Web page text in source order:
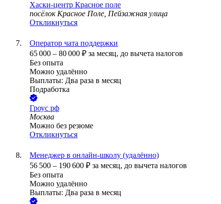
Хаски-центр Красное поле
посёлок Красное Поле, Пейзажная улица
Откликнуться
Оператор чата поддержки
65 000 – 80 000 ₽ за месяц, до вычета налогов
Без опыта
Можно удалённо
Выплаты: Два раза в месяц
Подработка
Гроус рф
Москва
Можно без резюме
Откликнуться
Менеджер в онлайн-школу (удалённо)
56 500 – 190 600 ₽ за месяц, до вычета налогов
Без опыта
Можно удалённо
Выплаты: Два раза в месяц